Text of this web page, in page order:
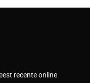
recente online